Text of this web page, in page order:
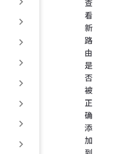
看
新
路
由
是
否
被
正
确
添
加